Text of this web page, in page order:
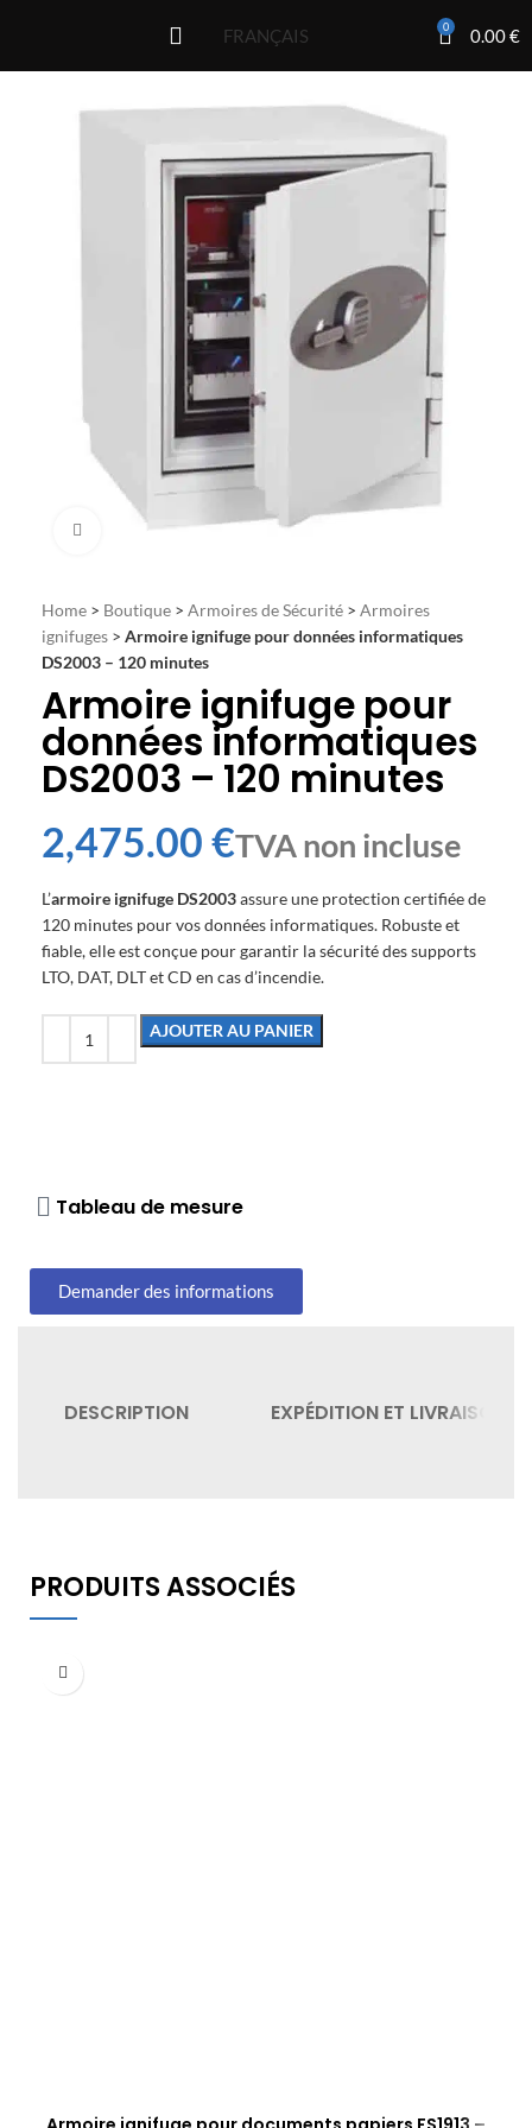
FRANÇAIS 0 0.00€
Click to enlarge
Home > Boutique > Armoires de Sécurité > Armoires
ignifuges > Armoire ignifuge pour données informatiques
DS2003 – 120 minutes
Armoire ignifuge pour
données informatiques
DS2003 – 120 minutes
€
L’armoire ignifuge DS2003assure une protection certifiée de
120 minutes pour vos données informatiques. Robuste et
fiable, elle est conçue pour garantir la sécurité des supports
LTO, DAT, DLT et CD en cas d’incendie.
AJOUTER AU PANIER
Tableau de mesure
Demander des informations
DESCRIPTION EXPÉDITION ET LIVRAISON
PRODUITS ASSOCIÉS